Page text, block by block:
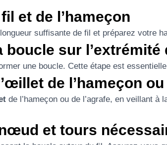
et de l’hameçon
suffisante de fil et préparez votre
boucle sur l’extrémité
une boucle. Cette étape est
de l’hameçon ou
de l’hameçon ou de l’agrafe, en veillant
et tours